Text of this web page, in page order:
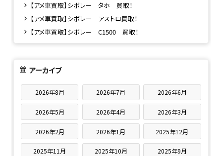
【アメ車買取】シボレー タホ 買取！
【アメ車買取】シボレー アストロ買取！
【アメ車買取】シボレー C1500 買取！
アーカイブ
2026年8月 2026年7月 2026年6月
2026年5月 2026年4月 2026年3月
2026年2月 2026年1月 2025年12月
2025年11月 2025年10月 2025年9月